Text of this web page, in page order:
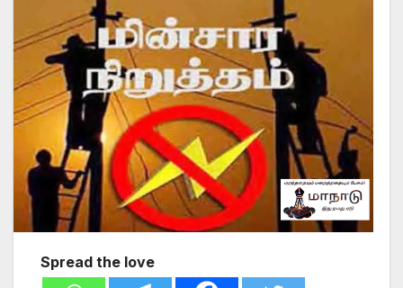
Spread the love